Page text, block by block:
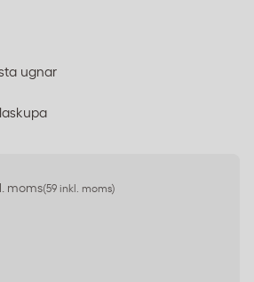
ugnar
moms(59 inkl. moms)